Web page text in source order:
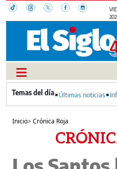
Últimas noticias
Inicio>Crónica Roja